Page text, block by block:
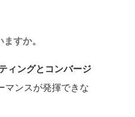
すか。
ィングとコンバージ
マンスが発揮できな